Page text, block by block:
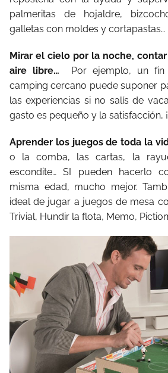
palmeritas de hojaldre,
galletas con moldes y cortapastas…
Mirar el cielo por la noche,
aire libre…
Por ejemplo, un
camping cercano puede suponer
las experiencias si no salís de
gasto es pequeño y la satisfacción,
Aprender los juegos de toda la
o la comba, las cartas, la
escondite… SI pueden hacerlo
misma edad, mucho mejor.
ideal de jugar a juegos de mesa
Trivial, Hundir la flota, Memo,